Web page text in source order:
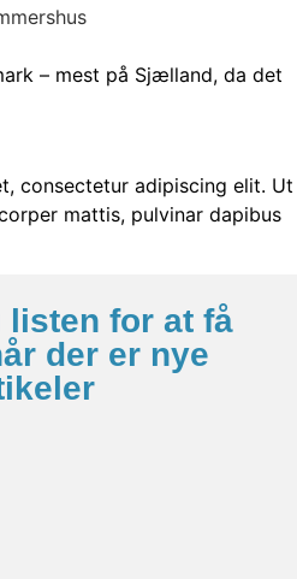
– mest på Sjælland, da det
consectetur adipiscing elit. Ut
mattis, pulvinar dapibus
listen for at få
der er nye